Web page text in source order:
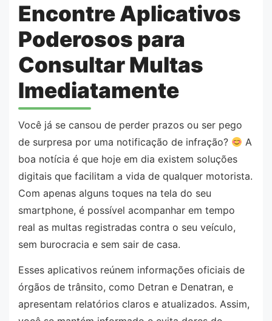
Encontre Aplicativos
Poderosos para
Consultar Multas
Imediatamente
Você já se cansou de perder prazos ou ser pego
de surpresa por uma notificação de infração?
A
boa notícia é que hoje em dia existem soluções
digitais que facilitam a vida de qualquer motorista.
Com apenas alguns toques na tela do seu
smartphone, é possível acompanhar em tempo
real as multas registradas contra o seu veículo,
sem burocracia e sem sair de casa.
Esses aplicativos reúnem informações oficiais de
órgãos de trânsito, como Detran e Denatran, e
apresentam relatórios claros e atualizados. Assim,